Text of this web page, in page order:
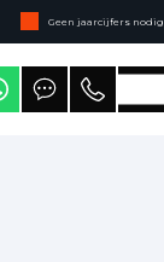
Geen jaarcijfers nodig
Direct uit voorraad leverbaar
Levering in heel Nederland